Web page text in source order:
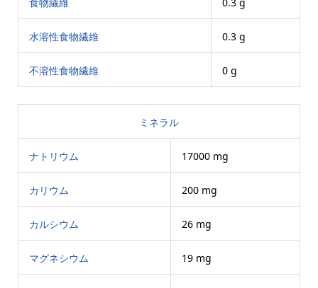
水溶性食物繊維 0.3 g
不溶性食物繊維 0 g
ミネラル
ナトリウム 17000 mg
カリウム 200 mg
カルシウム 26 mg
マグネシウム 19 mg